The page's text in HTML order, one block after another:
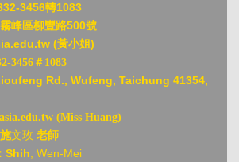
3456轉1083
峰區柳豐路500號
(黃小姐)
3456＃1083
Rd., Wufeng, Taichung 41354,
(Miss Huang)
文玫 老師
Shih , Wen-Mei